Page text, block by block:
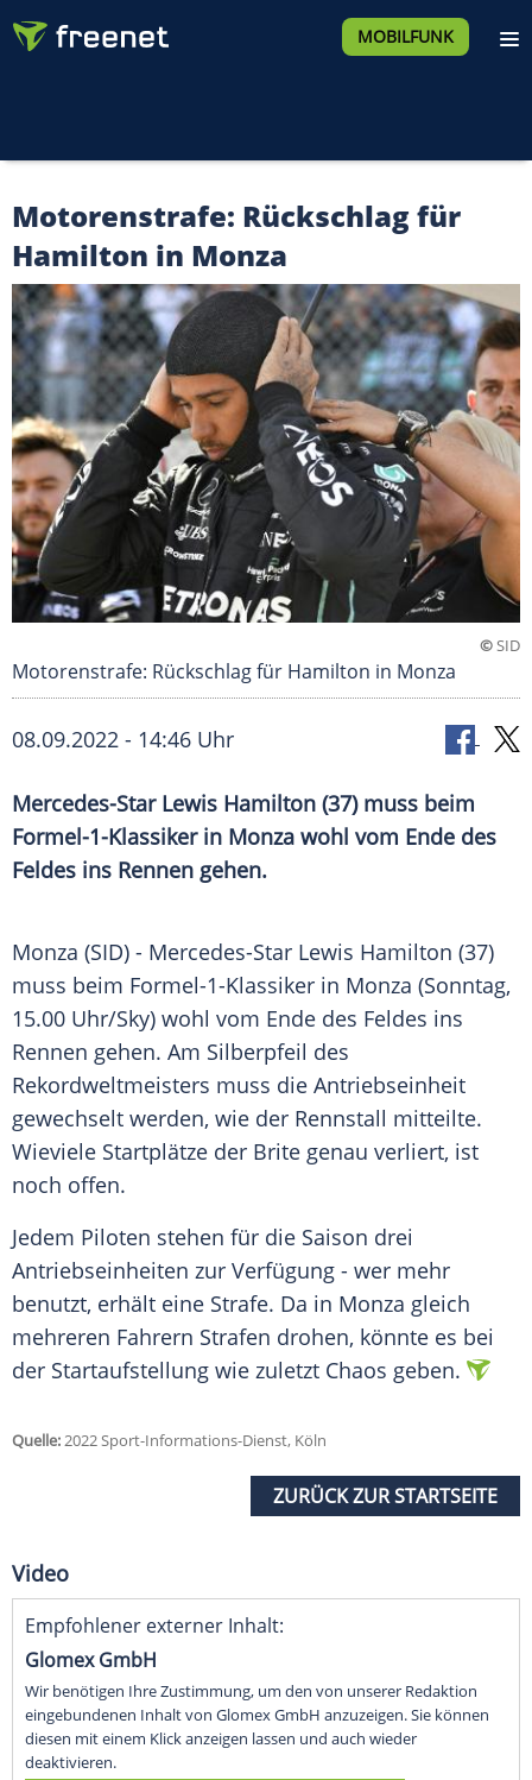
MOBILFUNK
Motorenstrafe: Rückschlag für
Hamilton in Monza
©SID
Motorenstrafe: Rückschlag für Hamilton in Monza
08.09.2022 - 14:46 Uhr
Mercedes-Star Lewis Hamilton (37) muss beim
Formel-1-Klassiker in Monza wohl vom Ende des
Feldes ins Rennen gehen.
Monza (SID) - Mercedes-Star Lewis Hamilton (37)
muss beim Formel-1-Klassiker in Monza (Sonntag,
15.00 Uhr/Sky) wohl vom Ende des Feldes ins
Rennen gehen. Am Silberpfeil des
Rekordweltmeisters muss die Antriebseinheit
gewechselt werden, wie der Rennstall mitteilte.
Wieviele Startplätze der Brite genau verliert, ist
noch offen.
Jedem Piloten stehen für die Saison drei
Antriebseinheiten zur Verfügung - wer mehr
benutzt, erhält eine Strafe. Da in Monza gleich
mehreren Fahrern Strafen drohen, könnte es bei
der Startaufstellung wie zuletzt Chaos geben.
Quelle:2022 Sport-Informations-Dienst, Köln
ZURÜCK ZUR STARTSEITE
Video
Empfohlener externer Inhalt:
Glomex GmbH
Wir benötigen Ihre Zustimmung, um den von unserer Redaktion
eingebundenen Inhalt von Glomex GmbH anzuzeigen. Sie können
diesen mit einem Klick anzeigen lassen und auch wieder
deaktivieren.